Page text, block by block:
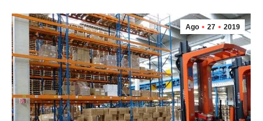
Ago 27 2019